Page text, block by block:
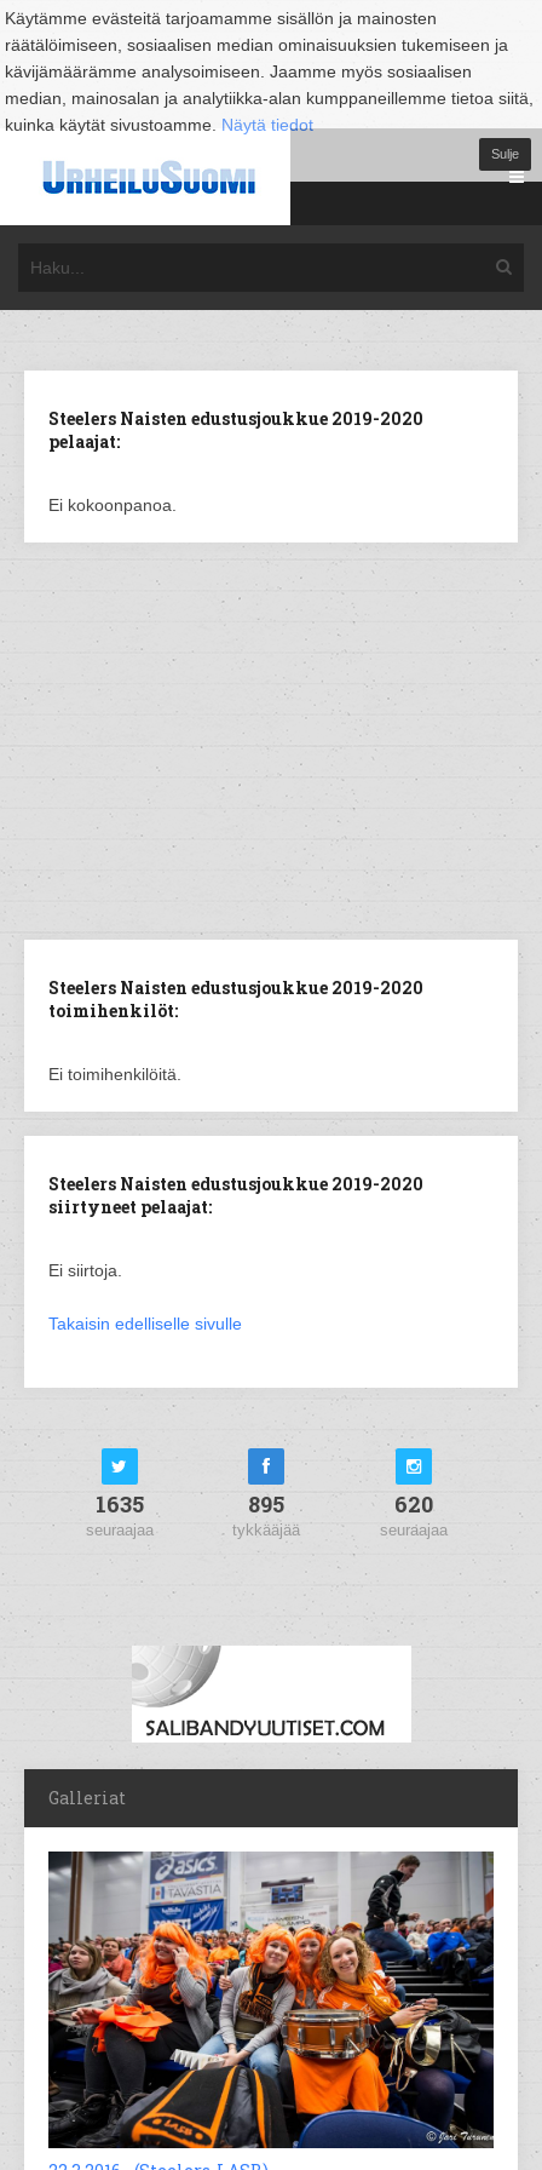
Käytämme evästeitä tarjoamamme sisällön ja mainosten
räätälöimiseen, sosiaalisen median ominaisuuksien tukemiseen ja
kävijämäärämme analysoimiseen. Jaamme myös sosiaalisen
median, mainosalan ja analytiikka-alan kumppaneillemme tietoa siitä,
kuinka käytät sivustoamme. Näytä tiedot
Sulje
Steelers Naisten edustusjoukkue 2019-2020
pelaajat:
Ei kokoonpanoa.
Steelers Naisten edustusjoukkue 2019-2020
toimihenkilöt:
Ei toimihenkilöitä.
Steelers Naisten edustusjoukkue 2019-2020
siirtyneet pelaajat:
Ei siirtoja.
Takaisin edelliselle sivulle
1635
seuraajaa
895
tykkääjää
620
seuraajaa
Galleriat